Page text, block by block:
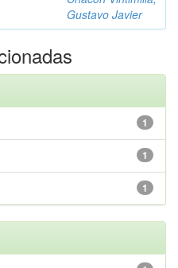
Gustavo Javier
1
1
1